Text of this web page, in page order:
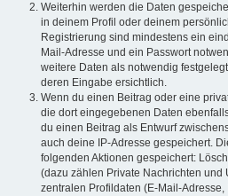
Weiterhin werden die Daten
in deinem Profil oder deinem
Registrierung sind mindestens ein
Mail-Adresse und ein Passwort
weitere Daten als notwendig
deren Eingabe ersichtlich.
Wenn du einen Beitrag oder eine
die dort eingegebenen Daten
du einen Beitrag als Entwurf
auch deine IP-Adresse gespeichert.
folgenden Aktionen gespeichert:
(dazu zählen Private Nachrichten und
zentralen Profildaten (E-Mail-